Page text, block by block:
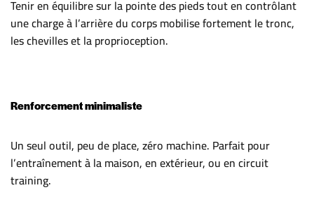
Tenir en équilibre sur la pointe des pieds tout en contrôlant
une charge à l’arrière du corps mobilise fortement le tronc,
les chevilles et la proprioception.
Renforcement minimaliste
Un seul outil, peu de place, zéro machine. Parfait pour
l’entraînement à la maison, en extérieur, ou en circuit
training.